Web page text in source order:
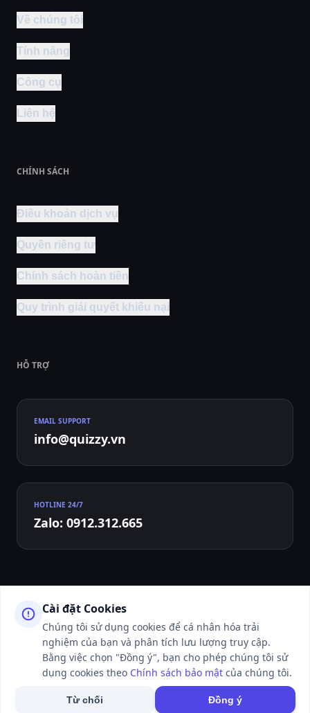
Cài đặt Cookies
Chúng tôi sử dụng cookies để cá nhân hóa trải
nghiệm của bạn và phân tích lưu lượng truy cập.
Bằng việc chọn "Đồng ý", bạn cho phép chúng tôi sử
dụng cookies theo Chính sách bảo mật của chúng tôi.
Từ chối Đồng ý
Về chúng tôi
Tính năng
Công cụ
Liên hệ
CHÍNH SÁCH
Điều khoản dịch vụ
Quyền riêng tư
Chính sách hoàn tiền
Quy trình giải quyết khiếu nại
HỖ TRỢ
EMAIL SUPPORT
info@quizzy.vn
HOTLINE 24/7
Zalo: 0912.312.665
© 2026 QUIZZY.VN - ALL RIGHTS RESERVED. WEBSITE ĐANG TRONG
THỜI GIAN HOÀN THIỆN VÀ LÀM THỦ TỤC XIN CẤP PHÉP CỦA CƠ
QUAN CHỨC NĂNG.